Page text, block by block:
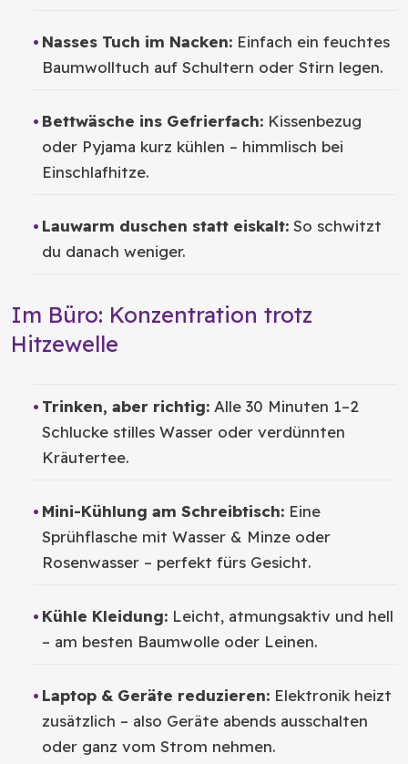
Nasses Tuch im Nacken:Einfach ein feuchtes
Baumwolltuch auf Schultern oder Stirn legen.
Bettwäsche ins Gefrierfach:Kissenbezug
oder Pyjama kurz kühlen – himmlisch bei
Einschlafhitze.
Lauwarm duschen statt eiskalt:So schwitzt
du danach weniger.
Im Büro: Konzentration trotz
Hitzewelle
Trinken, aber richtig:Alle 30 Minuten 1–2
Schlucke stilles Wasser oder verdünnten
Kräutertee.
Mini-Kühlung am Schreibtisch:Eine
Sprühflasche mit Wasser & Minze oder
Rosenwasser – perfekt fürs Gesicht.
Kühle Kleidung:Leicht, atmungsaktiv und hell
– am besten Baumwolle oder Leinen.
Laptop & Geräte reduzieren:Elektronik heizt
zusätzlich – also Geräte abends ausschalten
oder ganz vom Strom nehmen.